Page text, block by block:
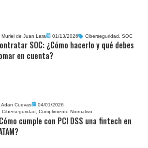
Muriel de Juan Lara 01/13/2026 Ciberseguridad,SOC
SOC: ¿Cómo hacerlo y qué debes
en cuenta?
Adan Cuevas
04/01/2026
Ciberseguridad ,Cumplimiento Normativo
cumple con PCI DSS una fintech en